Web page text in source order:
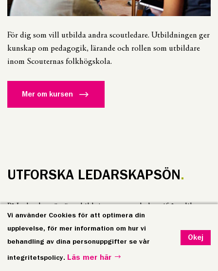
För dig som vill utbilda andra scoutledare. Utbildningen ger
kunskap om pedagogik, lärande och rollen som utbildare
inom Scouternas folkhögskola.
Mer om kursen
UTFORSKA LEDARSKAPSÖN
På Ledarskapsön är utbildningarna samlade utifrån olika
teman och utvecklingsområden. Utforska platserna på
kartan för att läsa mer om de olika utbildningarna och hitta
den väg som passar dig bäst. Klicka på de olika ikonerna för
att få läsa mer om området samt vilka kurser som ligger där.
Vi använder Cookies för att optimera din
upplevelse, för mer information om hur vi
behandling av dina personuppgifter se vår
integritetspolicy. Läs mer här
Okej